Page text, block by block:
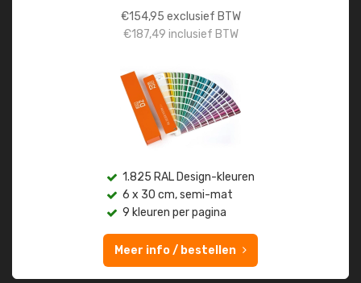
€154,95 exclusief BTW
€187,49 inclusief BTW
1.825 RAL Design-kleuren
6 x 30 cm, semi-mat
9 kleuren per pagina
Meer info / bestellen